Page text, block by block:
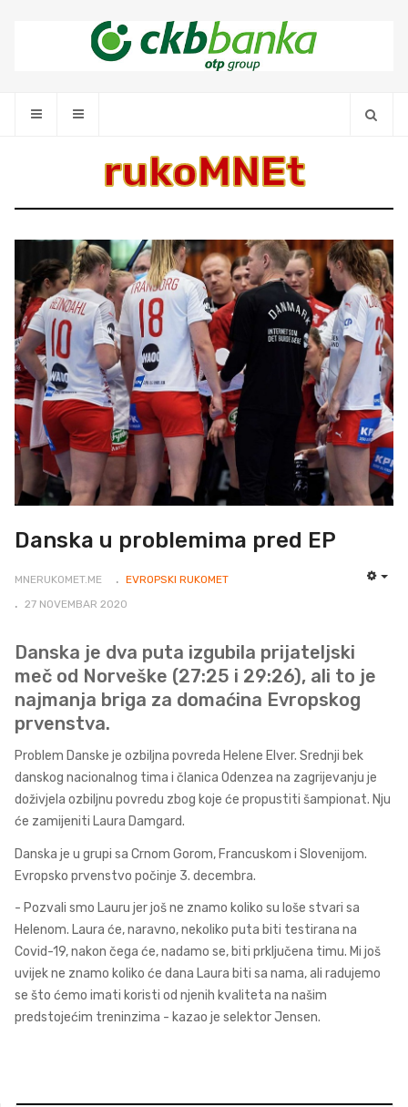
rukoMNEt
Danska u problemima pred EP
MNERUKOMET.ME
EVROPSKI RUKOMET
27 NOVEMBAR 2020
Danska je dva puta izgubila prijateljski
meč od Norveške (27:25 i 29:26), ali to je
najmanja briga za domaćina Evropskog
prvenstva.
Problem Danske je ozbiljna povreda Helene Elver. Srednji bek
danskog nacionalnog tima i članica Odenzea na zagrijevanju je
doživjela ozbiljnu povredu zbog koje će propustiti šampionat. Nju
će zamijeniti Laura Damgard.
Danska je u grupi sa Crnom Gorom, Francuskom i Slovenijom.
Evropsko prvenstvo počinje 3. decembra.
- Pozvali smo Lauru jer još ne znamo koliko su loše stvari sa
Helenom. Laura će, naravno, nekoliko puta biti testirana na
Covid-19, nakon čega će, nadamo se, biti prključena timu. Mi još
uvijek ne znamo koliko će dana Laura biti sa nama, ali radujemo
se što ćemo imati koristi od njenih kvaliteta na našim
predstojećim treninzima - kazao je selektor Jensen.